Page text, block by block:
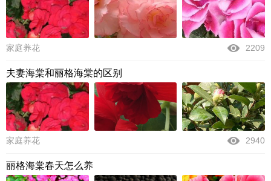
家庭养花 2209
夫妻海棠和丽格海棠的区别
家庭养花 2940
丽格海棠春天怎么养